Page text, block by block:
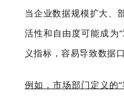
当企业数据规模扩大、
活性和自由度可能成
义指标，容易导致数据
例如，市场部门定义的